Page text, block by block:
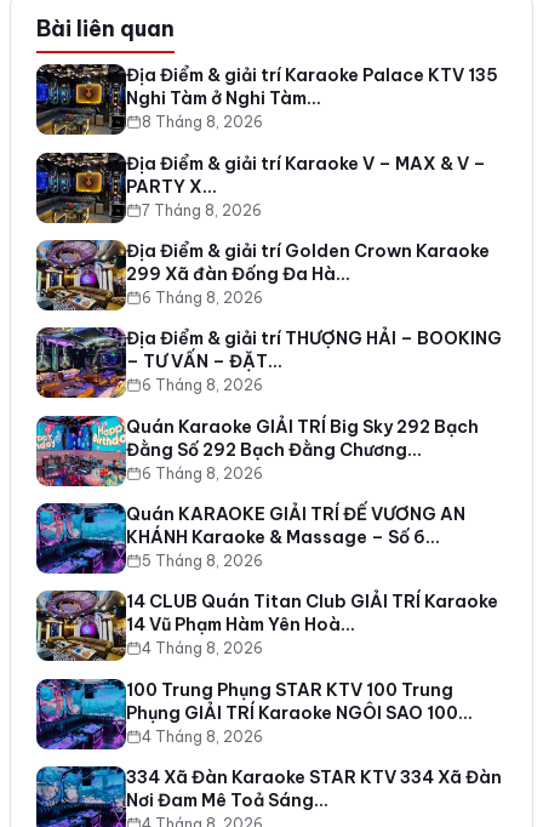
Bài liên quan
Địa Điểm & giải trí Karaoke Palace KTV 135
Nghi Tàm ở Nghi Tàm…
8 Tháng 8, 2026
Địa Điểm & giải trí Karaoke V – MAX & V –
PARTY X…
7 Tháng 8, 2026
Địa Điểm & giải trí Golden Crown Karaoke
299 Xã đàn Đống Đa Hà…
6 Tháng 8, 2026
Địa Điểm & giải trí THƯỢNG HẢI – BOOKING
– TƯ VẤN – ĐẶT…
6 Tháng 8, 2026
Quán Karaoke GIẢI TRÍ Big Sky 292 Bạch
Đằng Số 292 Bạch Đằng Chương…
6 Tháng 8, 2026
Quán KARAOKE GIẢI TRÍ ĐẾ VƯƠNG AN
KHÁNH Karaoke & Massage – Số 6…
5 Tháng 8, 2026
14 CLUB Quán Titan Club GIẢI TRÍ Karaoke
14 Vũ Phạm Hàm Yên Hoà…
4 Tháng 8, 2026
100 Trung Phụng STAR KTV 100 Trung
Phụng GIẢI TRÍ Karaoke NGÔI SAO 100…
4 Tháng 8, 2026
334 Xã Đàn Karaoke STAR KTV 334 Xã Đàn
Nơi Đam Mê Toả Sáng…